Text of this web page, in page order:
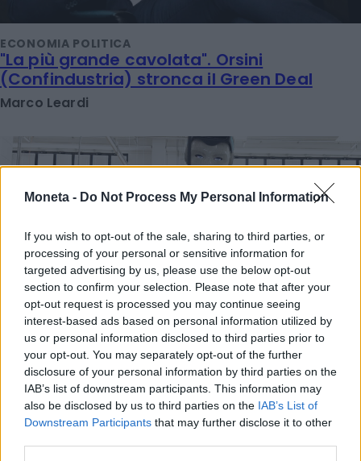
Moneta - Do Not Process My Personal Information
If you wish to opt-out of the sale, sharing to third parties, or
processing of your personal or sensitive information for
targeted advertising by us, please use the below opt-out
section to confirm your selection. Please note that after your
opt-out request is processed you may continue seeing
interest-based ads based on personal information utilized by
us or personal information disclosed to third parties prior to
your opt-out. You may separately opt-out of the further
disclosure of your personal information by third parties on the
IAB’s list of downstream participants. This information may
also be disclosed by us to third parties on the IAB’s List of
Downstream Participants that may further disclose it to other
ECONOMIA POLITICA
"La più grande cavolata". Orsini
(Confindustria) stronca il Green Deal
Marco Leardi
IMPRESA E MANAGEMENT
L’umanoide made in Brianza lancia la
sfida a Musk e Bezos
Marco Leardi